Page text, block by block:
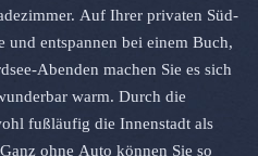
Auf Ihrer privaten Süd-
und entspannen bei einem Buch,
Abenden machen Sie es sich
warm. Durch die
fußläufig die Innenstadt als
ohne Auto können Sie so